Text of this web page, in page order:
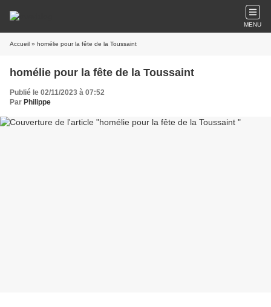
MENU
Accueil » homélie pour la fête de la Toussaint
homélie pour la fête de la Toussaint
Publié le 02/11/2023 à 07:52
Par Philippe